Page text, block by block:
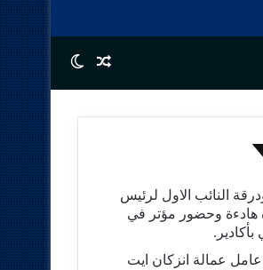
Random Article
Switch skin
النائب الاول لرئيس
هادءة وحضور مؤتر في
عمالة انزكان ايت